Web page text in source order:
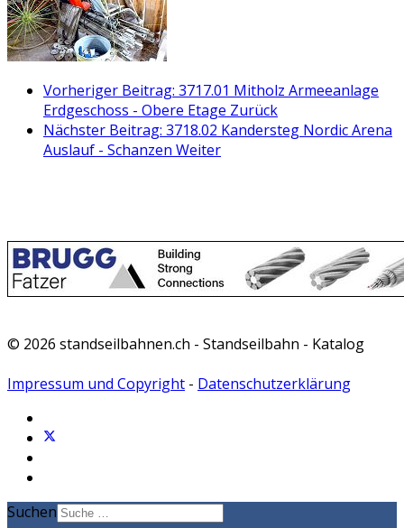
Vorheriger Beitrag: 3717.01 Mitholz Armeeanlage
Erdgeschoss - Obere Etage Zurück
Nächster Beitrag: 3718.02 Kandersteg Nordic Arena
Auslauf - Schanzen Weiter
© 2026 standseilbahnen.ch - Standseilbahn - Katalog
Impressum und Copyright - Datenschutzerklärung
Suchen